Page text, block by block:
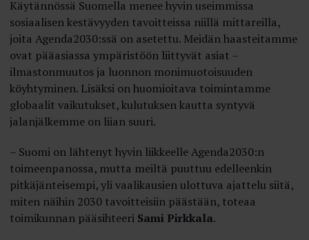
Käytännössä Suomella menee hyvin useimmissa
sosiaalisen kestävyyden tavoitteissa niillä mittareilla,
joita Agenda2030:ssä on asetettu. Meidän haasteitamme
ovat pääasiassa ympäristöön liittyvät asiat –
ilmastonmuutos ja luonnon monimuotoisuuden
köyhtyminen. Lisäksi on huomioitava toimintamme
globaalit vaikutukset, kulutuksen kautta syntyvä
jalanjälkemme on liian suuri.
– Suomi on lähtenyt hyvin liikkeelle Agenda­2030:n
toimeenpanossa, mutta meiltä puuttuu edelleenkin
pitkäjänteisempi, yli vaalikausien ulottuva ajattelu siitä,
miten näihin 2030 tavoitteisiin päästään, toteaa
toimikunnan pääsihteeri Sami Pirkkala.